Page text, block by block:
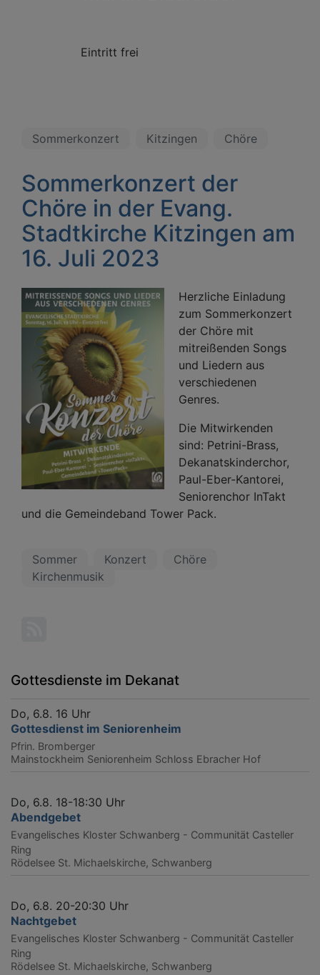
Eintritt frei
Sommerkonzert Kitzingen Chöre
Sommerkonzert der
Chöre in der Evang.
Stadtkirche Kitzingen am
16. Juli 2023
Herzliche Einladung
zum Sommerkonzert
der Chöre mit
mitreißenden Songs
und Liedern aus
verschiedenen
Genres.
Die Mitwirkenden
sind: Petrini-Brass,
Dekanatskinderchor,
Paul-Eber-Kantorei,
Seniorenchor InTakt
und die Gemeindeband Tower Pack.
Sommer Konzert
Chöre
Kirchenmusik
Gottesdienste im Dekanat
Do, 6.8. 16 Uhr
Gottesdienst im Seniorenheim
Pfrin. Bromberger
Mainstockheim Seniorenheim Schloss Ebracher Hof
Do, 6.8. 18-18:30 Uhr
Abendgebet
Evangelisches Kloster Schwanberg - Communität Casteller
Ring
Rödelsee St. Michaelskirche, Schwanberg
Do, 6.8. 20-20:30 Uhr
Nachtgebet
Evangelisches Kloster Schwanberg - Communität Casteller
Ring
Rödelsee St. Michaelskirche, Schwanberg